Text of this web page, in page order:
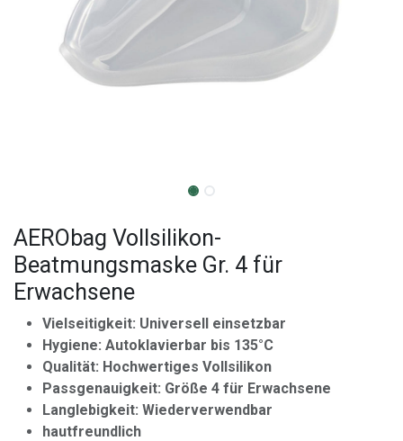
AERObag Vollsilikon-
Beatmungsmaske Gr. 4 für
Erwachsene
Vielseitigkeit: Universell einsetzbar
Hygiene: Autoklavierbar bis 135°C
Qualität: Hochwertiges Vollsilikon
Passgenauigkeit: Größe 4 für Erwachsene
Langlebigkeit: Wiederverwendbar
hautfreundlich